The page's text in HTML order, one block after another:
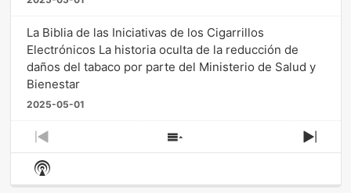
La Biblia de las Iniciativas de los Cigarrillos
Electrónicos La historia oculta de la reducción de
daños del tabaco por parte del Ministerio de Salud y
Bienestar
2025-05-01
Previous
Episode
Show
Episodes
Next
Show
Podcast